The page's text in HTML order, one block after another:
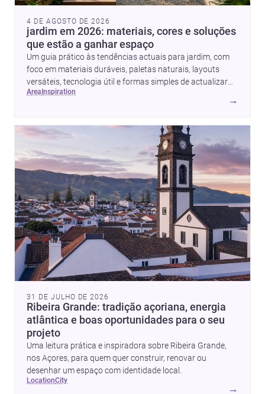
4 DE AGOSTO DE 2026
jardim em 2026: materiais, cores e soluções
que estão a ganhar espaço
Um guia prático às tendências actuais para jardim, com
foco em materiais duráveis, paletas naturais, layouts
versáteis, tecnologia útil e formas simples de actualizar
sem obras totais.
area inspiration
→
31 DE JULHO DE 2026
Ribeira Grande: tradição açoriana, energia
atlântica e boas oportunidades para o seu
projeto
Uma leitura prática e inspiradora sobre Ribeira Grande,
nos Açores, para quem quer construir, renovar ou
desenhar um espaço com identidade local.
location city
→